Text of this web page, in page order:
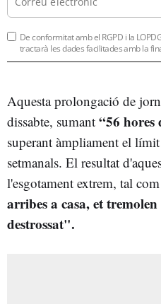
De conformitat amb el RGPD i la
tractarà les dades facilitades amb la
Aquesta prolongació de
dissabte, sumant “56 hores
superant àmpliament el
setmanals. El resultat
l'esgotament extrem, tal
arribes a casa, et tremolen
destrossat".